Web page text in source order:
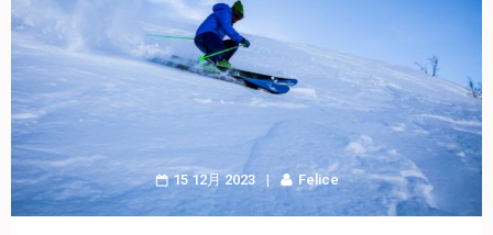
15 12月 2023 Felice